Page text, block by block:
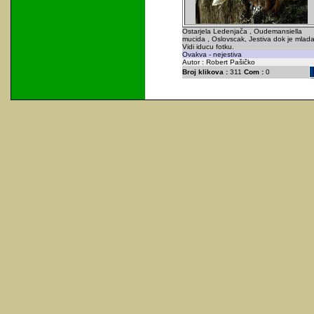
Ostarjela Ledenjača , Oudemansiella
mucida , Oslovscak, Jestiva dok je
Vidi iducu fotku.
Ovakva - nejestiva
Autor : Robert Pašičko
Broj klikova :311 Com :0